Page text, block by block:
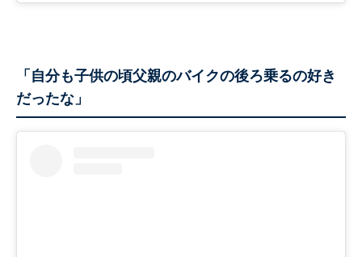
「自分も子供の頃父親のバイクの後ろ乗るの好き
だったな」